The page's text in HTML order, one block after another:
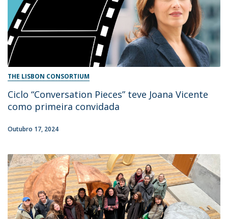
THE LISBON CONSORTIUM
Ciclo “Conversation Pieces” teve Joana Vicente
como primeira convidada
Outubro 17, 2024